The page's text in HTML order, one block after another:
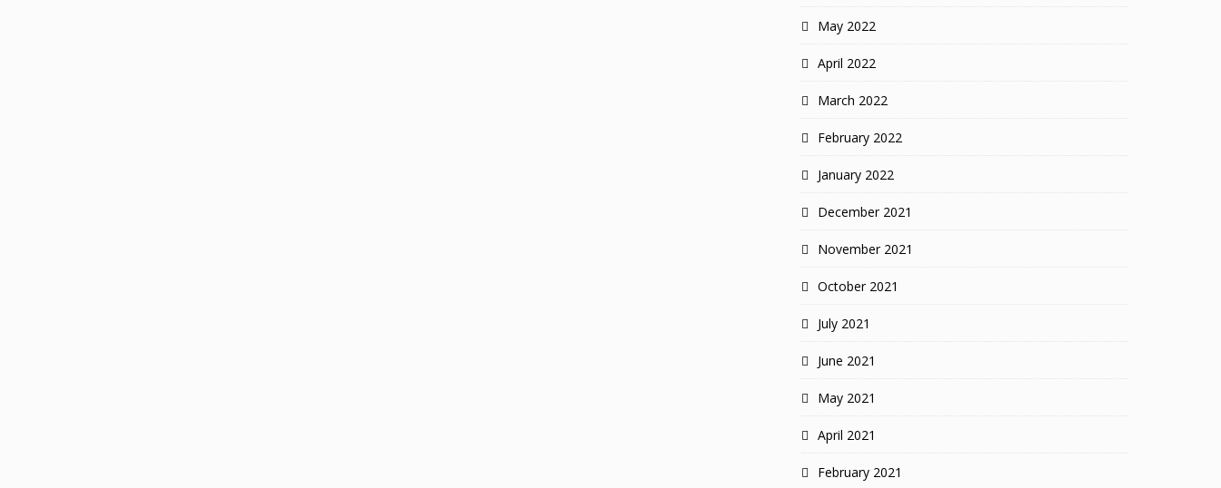
May 2022
April 2022
March 2022
February 2022
January 2022
December 2021
November 2021
October 2021
July 2021
June 2021
May 2021
April 2021
February 2021